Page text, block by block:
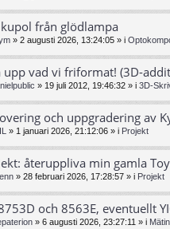
från glödlampa
» 2 augusti 2026, 13:24:05 » i
upp vad vi friformat! (3D-
» 19 juli 2012, 19:46:32 » i 3D-
och uppgradering av
» 1 januari 2026, 21:12:06 » i Projekt
återuppliva min gamla
» 28 februari 2026, 17:28:57 » i Projekt
och 8563E, eventuellt
» 6 augusti 2026, 23:27:11 » i